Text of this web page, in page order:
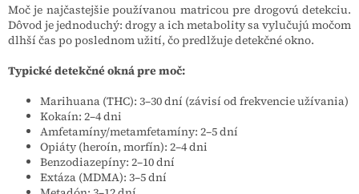
Moč je najčastejšie používanou matricou pre drogovú detekciu.
Dôvod je jednoduchý: drogy a ich metabolity sa vylučujú močom
dlhší čas po poslednom užití, čo predlžuje detekčné okno.
Typické detekčné okná pre moč:
Marihuana (THC): 3–30 dní (závisí od frekvencie užívania)
Kokaín: 2–4 dni
Amfetamíny/metamfetamíny: 2–5 dní
Opiáty (heroín, morfín): 2–4 dni
Benzodiazepíny: 2–10 dní
Extáza (MDMA): 3–5 dní